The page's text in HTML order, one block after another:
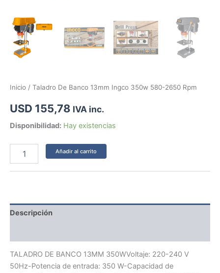
Inicio / Taladro De Banco 13mm Ingco 350w 580-2650 Rpm
USD 155,78 IVA inc.
Disponibilidad: Hay existencias
Añadir al carrito
Descripción
TALADRO DE BANCO 13MM 350WVoltaje: 220-240 V
50Hz-Potencia de entrada: 350 W-Capacidad de